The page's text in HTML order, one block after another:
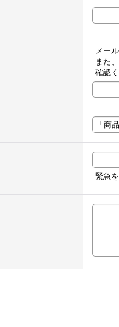
メー
また
確認く
緊急